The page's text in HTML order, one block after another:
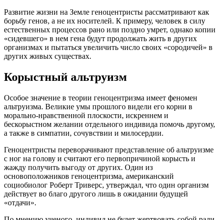
Развитие жизни на Земле геноцентристы рассматривают как
борьбу генов, а не их носителей. К примеру, человек в силу
естественных процессов рано или поздно умрет, однако копии
«сидевшего» в нем гена будут продолжать жить в других
организмах и пытаться увеличить число своих «сородичей» в
других живых существах.
Корыстный альтруизм
Особое значение в теории геноцентризма имеет феномен
альтруизма. Великие умы прошлого видели его корни в
морально-нравственной плоскости, искреннем и
бескорыстном желании отдельного индивида помочь другому,
а также в симпатии, сочувствии и милосердии.
Геноцентристы переворачивают представление об альтруизме
с ног на голову и считают его первопричиной корысть и
жажду получить выгоду от других. Один из
основоположников геноцентризма, американский
социобиолог Роберт Триверс, утверждал, что один организм
действует во благо другого лишь в ожидании будущей
«отдачи».